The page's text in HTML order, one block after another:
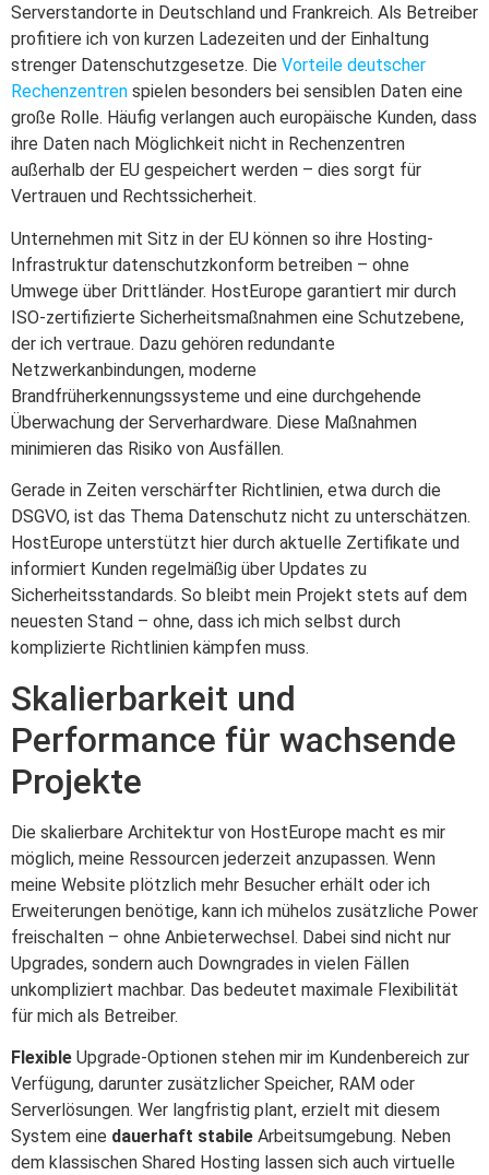
Serverstandorte in Deutschland und Frankreich. Als Betreiber
profitiere ich von kurzen Ladezeiten und der Einhaltung
strenger Datenschutzgesetze. Die Vorteile deutscher
Rechenzentren spielen besonders bei sensiblen Daten eine
große Rolle. Häufig verlangen auch europäische Kunden, dass
ihre Daten nach Möglichkeit nicht in Rechenzentren
außerhalb der EU gespeichert werden – dies sorgt für
Vertrauen und Rechtssicherheit.
Unternehmen mit Sitz in der EU können so ihre Hosting-
Infrastruktur datenschutzkonform betreiben – ohne
Umwege über Drittländer. HostEurope garantiert mir durch
ISO-zertifizierte Sicherheitsmaßnahmen eine Schutzebene,
der ich vertraue. Dazu gehören redundante
Netzwerkanbindungen, moderne
Brandfrüherkennungssysteme und eine durchgehende
Überwachung der Serverhardware. Diese Maßnahmen
minimieren das Risiko von Ausfällen.
Gerade in Zeiten verschärfter Richtlinien, etwa durch die
DSGVO, ist das Thema Datenschutz nicht zu unterschätzen.
HostEurope unterstützt hier durch aktuelle Zertifikate und
informiert Kunden regelmäßig über Updates zu
Sicherheitsstandards. So bleibt mein Projekt stets auf dem
neuesten Stand – ohne, dass ich mich selbst durch
komplizierte Richtlinien kämpfen muss.
Skalierbarkeit und
Performance für wachsende
Projekte
Die skalierbare Architektur von HostEurope macht es mir
möglich, meine Ressourcen jederzeit anzupassen. Wenn
meine Website plötzlich mehr Besucher erhält oder ich
Erweiterungen benötige, kann ich mühelos zusätzliche Power
freischalten – ohne Anbieterwechsel. Dabei sind nicht nur
Upgrades, sondern auch Downgrades in vielen Fällen
unkompliziert machbar. Das bedeutet maximale Flexibilität
für mich als Betreiber.
Flexible Upgrade-Optionen stehen mir im Kundenbereich zur
Verfügung, darunter zusätzlicher Speicher, RAM oder
Serverlösungen. Wer langfristig plant, erzielt mit diesem
System eine dauerhaft stabile Arbeitsumgebung. Neben
dem klassischen Shared Hosting lassen sich auch virtuelle